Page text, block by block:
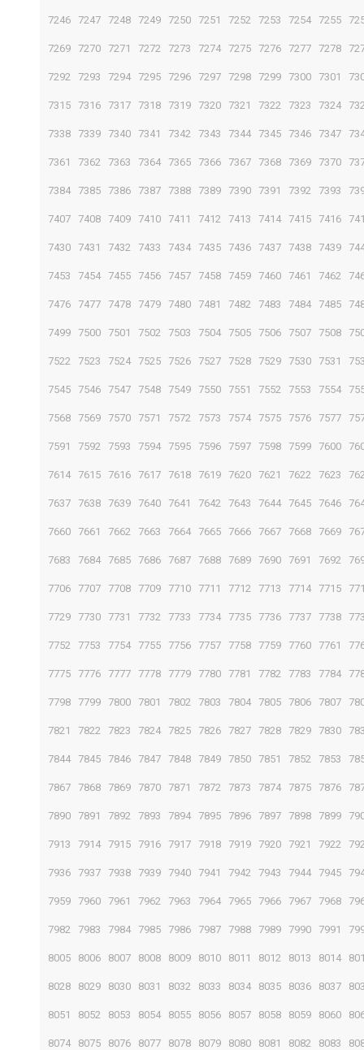
7246 7247 7248 7249 7250 7251 7252 7253 7254 7255
7269 7270 7271 7272 7273 7274 7275 7276 7277 7278
7292 7293 7294 7295 7296 7297 7298 7299 7300 7301
7315 7316 7317 7318 7319 7320 7321 7322 7323 7324
7338 7339 7340 7341 7342 7343 7344 7345 7346 7347
7361 7362 7363 7364 7365 7366 7367 7368 7369 7370
7384 7385 7386 7387 7388 7389 7390 7391 7392 7393
7407 7408 7409 7410 7411 7412 7413 7414 7415 7416
7430 7431 7432 7433 7434 7435 7436 7437 7438 7439
7453 7454 7455 7456 7457 7458 7459 7460 7461 7462
7476 7477 7478 7479 7480 7481 7482 7483 7484 7485
7499 7500 7501 7502 7503 7504 7505 7506 7507 7508
7522 7523 7524 7525 7526 7527 7528 7529 7530 7531
7545 7546 7547 7548 7549 7550 7551 7552 7553 7554
7568 7569 7570 7571 7572 7573 7574 7575 7576 7577
7591 7592 7593 7594 7595 7596 7597 7598 7599 7600
7614 7615 7616 7617 7618 7619 7620 7621 7622 7623
7637 7638 7639 7640 7641 7642 7643 7644 7645 7646
7660 7661 7662 7663 7664 7665 7666 7667 7668 7669
7683 7684 7685 7686 7687 7688 7689 7690 7691 7692
7706 7707 7708 7709 7710 7711 7712 7713 7714 7715
7729 7730 7731 7732 7733 7734 7735 7736 7737 7738
7752 7753 7754 7755 7756 7757 7758 7759 7760 7761
7775 7776 7777 7778 7779 7780 7781 7782 7783 7784
7798 7799 7800 7801 7802 7803 7804 7805 7806 7807
7821 7822 7823 7824 7825 7826 7827 7828 7829 7830
7844 7845 7846 7847 7848 7849 7850 7851 7852 7853
7867 7868 7869 7870 7871 7872 7873 7874 7875 7876
7890 7891 7892 7893 7894 7895 7896 7897 7898 7899
7913 7914 7915 7916 7917 7918 7919 7920 7921 7922
7936 7937 7938 7939 7940 7941 7942 7943 7944 7945
7959 7960 7961 7962 7963 7964 7965 7966 7967 7968
7982 7983 7984 7985 7986 7987 7988 7989 7990 7991
8005 8006 8007 8008 8009 8010 8011 8012 8013 8014
8028 8029 8030 8031 8032 8033 8034 8035 8036 8037
8051 8052 8053 8054 8055 8056 8057 8058 8059 8060
8074 8075 8076 8077 8078 8079 8080 8081 8082 8083